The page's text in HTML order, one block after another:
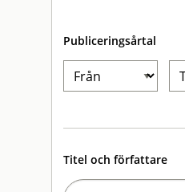
Publiceringsårtal
Titel och författare